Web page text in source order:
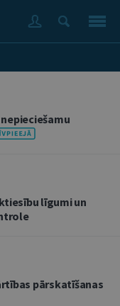
līgumi un
pārskatīšanas